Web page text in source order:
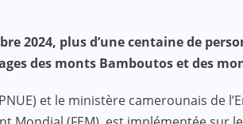
2024, plus d’une centaine de
des monts Bamboutos et des
et le ministère camerounais de